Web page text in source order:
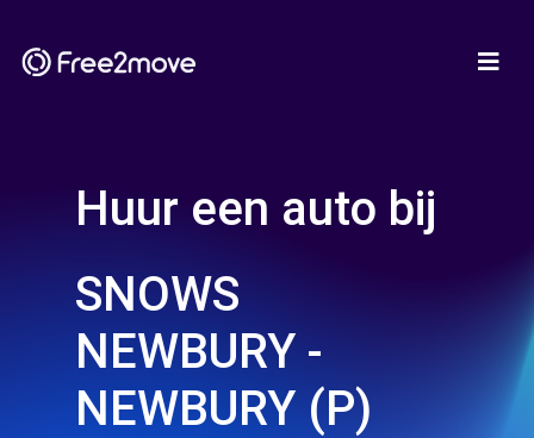
Huur een auto bij
SNOWS
NEWBURY -
NEWBURY (P)